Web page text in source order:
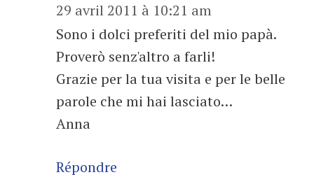
29 avril 2011 à 10:21 am
Sono i dolci preferiti del mio papà.
Proverò senz'altro a farli!
Grazie per la tua visita e per le belle
parole che mi hai lasciato…
Anna
Répondre